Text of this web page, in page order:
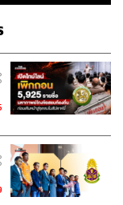
อง Foxconn แม้
ต่ยังไม่มี
ลดังกล่าวว่า
ษัทฯ ซึ่งเข้ามา
ลาดหลักทรัพย์
ทำด้วยความ